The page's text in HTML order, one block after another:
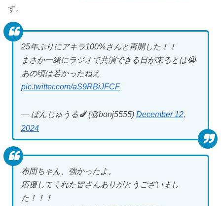
す。
25年ぶりにアキラ100%さんと再開した！！
まさか一緒にラジオで共演できる日が来るとは😭
あの頃は若かったねえ
pic.twitter.com/aS9RBiJFCF
— ぼんじゅうる🍆 (@bonj5555) December 12,
2024
布団ちゃん、強かったよ。
応援してくれた皆さんありがとうございまし
た！！！